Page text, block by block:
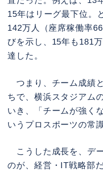
15年はリーグ最下位。
142万人（座席稼働率
びを示し、15年も181
達した。
つまり、チーム成績
ちで、横浜スタジアム
いき、「チームが強く
いうプロスポーツの常
こうした成長を、デ
のが、経営・IT戦略部だ